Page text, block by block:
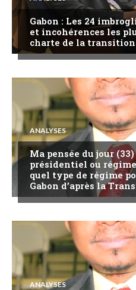
Gabon : Les 24
et incohérences les
charte de la transition
ANALYSES
Ma pensée du jour
présidentiel ou
quel type de régime
Gabon d’après la
ANALYSES